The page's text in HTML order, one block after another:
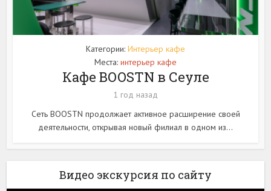
Категории: Интерьер кафе
Места: интерьер кафе
Кафе BOOSTN в Сеуле
1 год назад
Сеть BOOSTN продолжает активное расширение своей
деятельности, открывая новый филиал в одном из...
Видео экскурсия по сайту